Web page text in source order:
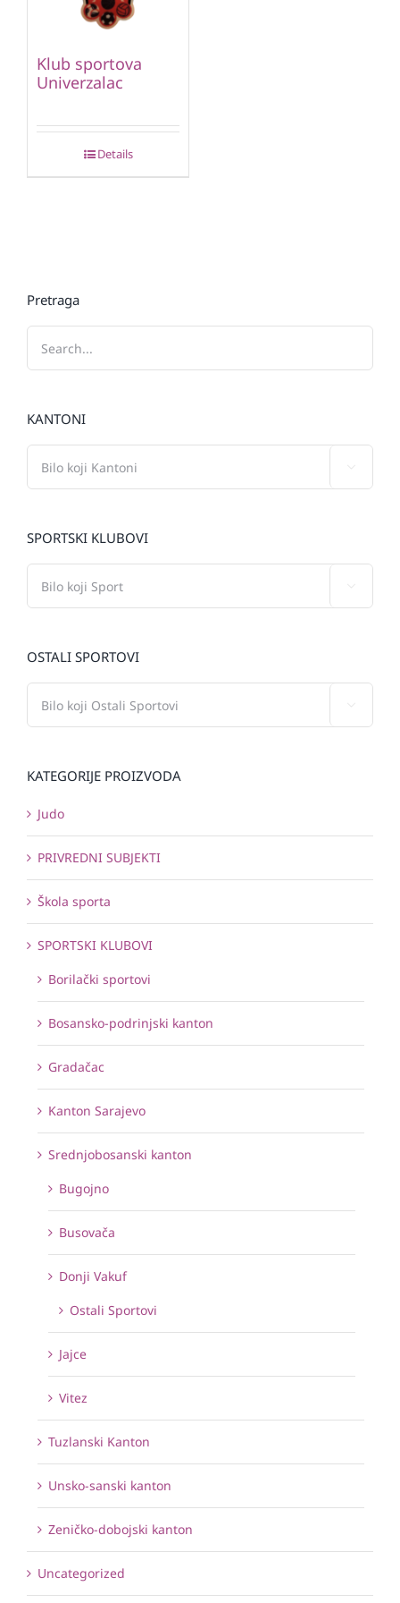
Klub sportova
Univerzalac
Details
Pretraga
KANTONI
SPORTSKI KLUBOVI
OSTALI SPORTOVI
KATEGORIJE PROIZVODA
Judo
PRIVREDNI SUBJEKTI
Škola sporta
SPORTSKI KLUBOVI
Borilački sportovi
Bosansko-podrinjski kanton
Gradačac
Kanton Sarajevo
Srednjobosanski kanton
Bugojno
Busovača
Donji Vakuf
Ostali Sportovi
Jajce
Vitez
Tuzlanski Kanton
Unsko-sanski kanton
Zeničko-dobojski kanton
Uncategorized